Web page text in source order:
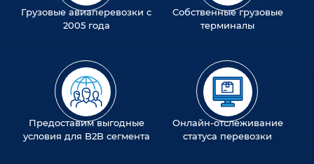
Грузовые авиаперевозки с
2005 года
Собственные грузовые
терминалы
Предоставим выгодные
условия для B2B сегмента
Онлайн-отслеживание
статуса перевозки